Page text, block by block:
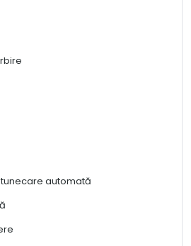
automată